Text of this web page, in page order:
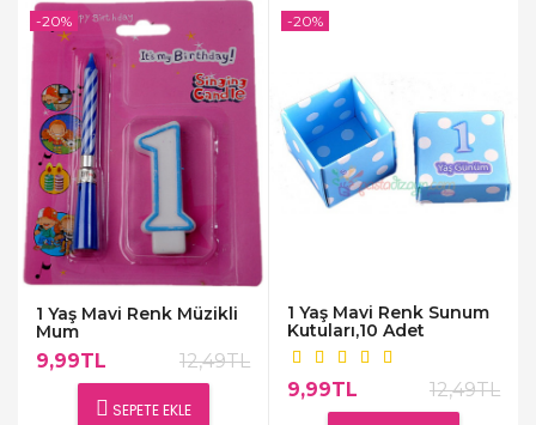
1 Yaş Mavi Renk Müzikli
Mum
9,99TL 12,49TL
SEPETE EKLE
-20%
1 Yaş Mavi Renk Sunum
Kutuları,10 Adet
9,99TL 12,49TL
-20%